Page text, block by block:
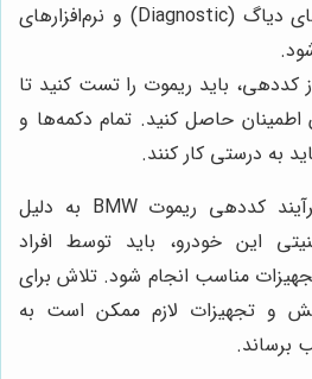
استفاده از دستگاه‌های دیاگ (Diagnostic) و نرم‌افزارهای
کددهی، باید ریموت را تست کنید تا
حاصل کنید. تمام دکمه‌ها و
به درستی کار کنند.
توجه داشته باشید که فرآیند کددهی ریموت BMW به دلیل
این خودرو، باید توسط افراد
مناسب انجام شود. تلاش برای
و تجهیزات لازم ممکن است به
برساند.